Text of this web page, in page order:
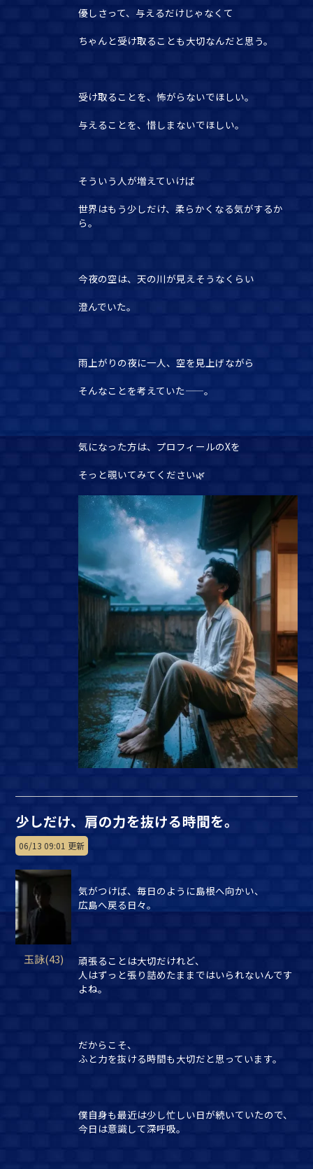
優しさって、与えるだけじゃなくて
ちゃんと受け取ることも大切なんだと思う。
受け取ることを、怖がらないでほしい。
与えることを、惜しまないでほしい。
そういう人が増えていけば
世界はもう少しだけ、柔らかくなる気がするか
ら。
今夜の空は、天の川が見えそうなくらい
澄んでいた。
雨上がりの夜に一人、空を見上げながら
そんなことを考えていた——。
気になった方は、プロフィールのXを
そっと覗いてみてください🌿
少しだけ、肩の力を抜ける時間を。
06/13 09:01 更新
玉詠(43)
気がつけば、毎日のように島根へ向かい、
広島へ戻る日々。
頑張ることは大切だけれど、
人はずっと張り詰めたままではいられないんです
よね。
だからこそ、
ふと力を抜ける時間も大切だと思っています。
僕自身も最近は少し忙しい日が続いていたので、
今日は意識して深呼吸。